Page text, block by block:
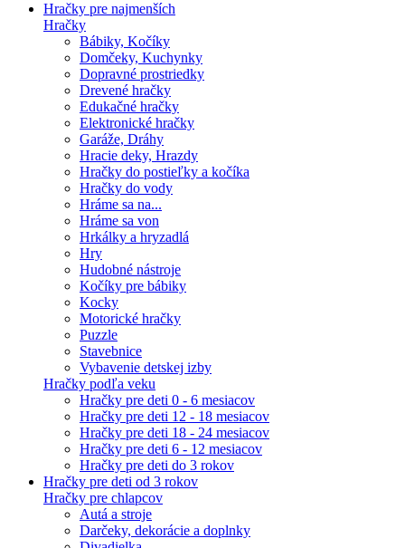
Hračky pre najmenších
Hračky
Bábiky, Kočíky
Domčeky, Kuchynky
Dopravné prostriedky
Drevené hračky
Edukačné hračky
Elektronické hračky
Garáže, Dráhy
Hracie deky, Hrazdy
Hračky do postieľky a kočíka
Hračky do vody
Hráme sa na...
Hráme sa von
Hrkálky a hryzadlá
Hry
Hudobné nástroje
Kočíky pre bábiky
Kocky
Motorické hračky
Puzzle
Stavebnice
Vybavenie detskej izby
Hračky podľa veku
Hračky pre deti 0 - 6 mesiacov
Hračky pre deti 12 - 18 mesiacov
Hračky pre deti 18 - 24 mesiacov
Hračky pre deti 6 - 12 mesiacov
Hračky pre deti do 3 rokov
Hračky pre deti od 3 rokov
Hračky pre chlapcov
Autá a stroje
Darčeky, dekorácie a doplnky